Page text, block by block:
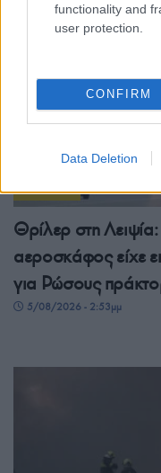
functionality and
user protection.
CONFIRM
Data Deletion
ΚΟΣΜΟΣ
Θρίλερ στη
αεροσκάφος είχε
για Ρώσους
5/08/2026 - 2:53μμ